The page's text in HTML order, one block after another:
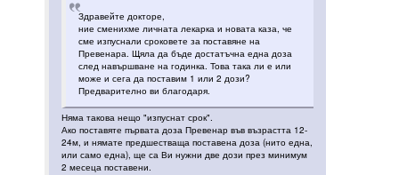
Здравейте докторе,
ние сменихме личната лекарка и новата каза, че
сме изпуснали сроковете за поставяне на
Превенара. Щяла да бъде достатъчна една доза
след навършване на годинка. Това така ли е или
може и сега да поставим 1 или 2 дози?
Предварително ви благодаря.
Няма такова нещо "изпуснат срок".
Ако поставяте първата доза Превенар във възрастта 12-
24м, и нямате предшестваща поставена доза (нито една,
или само една), ще са Ви нужни две дози през минимум
2 месеца поставени.